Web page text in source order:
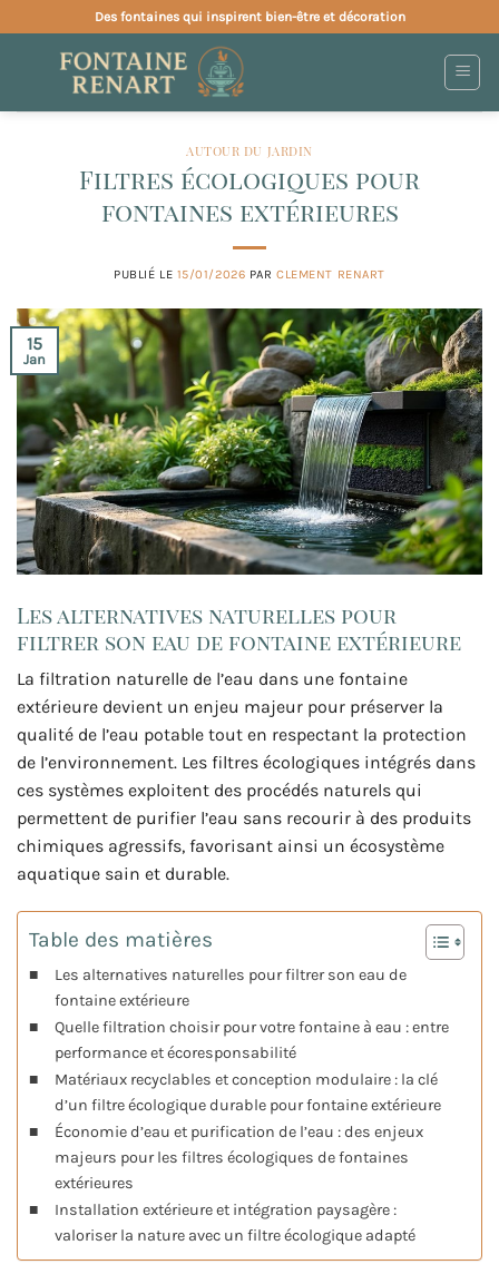
au
contenu
Des fontaines qui inspirent bien-être et décoration
AUTOUR DU JARDIN
Filtres écologiques pour
fontaines extérieures
PUBLIÉ LE 15/01/2026 PARCLEMENT RENART
15
Jan
Les alternatives naturelles pour
filtrer son eau de fontaine extérieure
La filtration naturelle de l’eau dans une fontaine
extérieure devient un enjeu majeur pour préserver la
qualité de l’eau potable tout en respectant la protection
de l’environnement. Les filtres écologiques intégrés dans
ces systèmes exploitent des procédés naturels qui
permettent de purifier l’eau sans recourir à des produits
chimiques agressifs, favorisant ainsi un écosystème
aquatique sain et durable.
Table des matières
Les alternatives naturelles pour filtrer son eau de
fontaine extérieure
Quelle filtration choisir pour votre fontaine à eau : entre
performance et écoresponsabilité
Matériaux recyclables et conception modulaire : la clé
d’un filtre écologique durable pour fontaine extérieure
Économie d’eau et purification de l’eau : des enjeux
majeurs pour les filtres écologiques de fontaines
extérieures
Installation extérieure et intégration paysagère :
valoriser la nature avec un filtre écologique adapté